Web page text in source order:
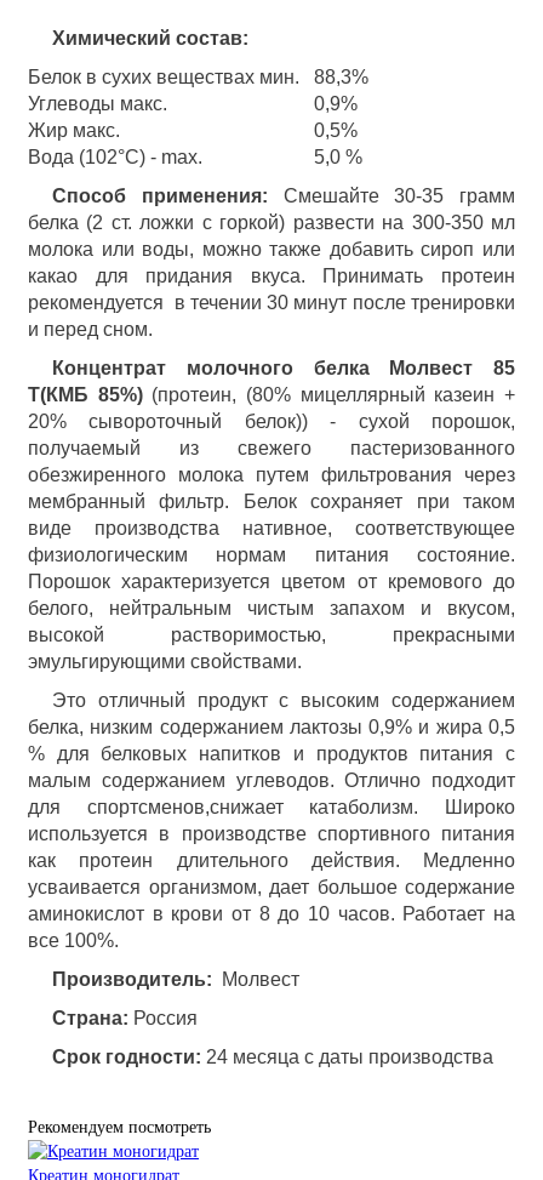
Химический состав:
Белок в сухих веществах мин.
88,3%
Углеводы макс.
0,9%
Жир макс.
0,5%
Вода (102°C) - max.
5,0 %
Способ применения: Смешайте 30-35 грамм
белка (2 ст. ложки с горкой) развести на 300-350 мл
молока или воды, можно также добавить сироп или
какао для придания вкуса. Принимать протеин
рекомендуется в течении 30 минут после тренировки
и перед сном.
Концентрат молочного белка Молвест 85
T(КМБ 85%)(протеин, (80% мицеллярный казеин +
20% сывороточный белок)) - сухой порошок,
получаемый из свежего пастеризованного
обезжиренного молока путем фильтрования через
мембранный фильтр. Белок сохраняет при таком
виде производства нативное, соответствующее
физиологическим нормам питания состояние.
Порошок характеризуется цветом от кремового до
белого, нейтральным чистым запахом и вкусом,
высокой растворимостью, прекрасными
эмульгирующими свойствами.
Это отличный продукт c высоким содержанием
белка, низким содержанием лактозы 0,9% и жира 0,5
% для белковых напитков и продуктов питания с
малым содержанием углеводов. Отлично подходит
для спортсменов,снижает катаболизм. Широко
используется в производстве спортивного питания
как протеин длительного действия. Медленно
усваивается организмом, дает большое содержание
аминокислот в крови от 8 до 10 часов. Работает на
все 100%.
Производитель: Молвест
Страна: Россия
Срок годности: 24 месяца с даты производства
Рекомендуем посмотреть
Креатин моногидрат